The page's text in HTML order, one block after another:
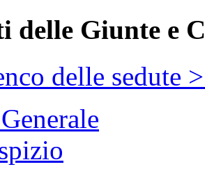
delle Giunte e
delle sedute